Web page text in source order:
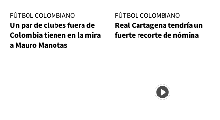
FÚTBOL COLOMBIANO
Un par de clubes fuera de
Colombia tienen en la mira
a Mauro Manotas
FÚTBOL COLOMBIANO
Real Cartagena tendría un
fuerte recorte de nómina